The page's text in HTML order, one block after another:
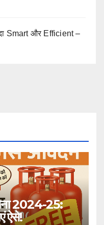
Smart और Efficient –
2024-25:
ऐसे!